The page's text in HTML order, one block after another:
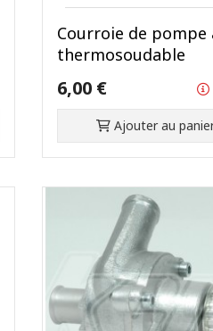
Courroie de pompe
thermosoudable
6,00 €
Ajouter au